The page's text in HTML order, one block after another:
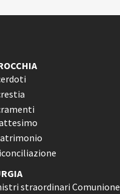
straordinari Comunione